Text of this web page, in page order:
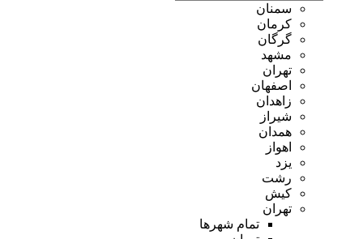
سمنان
کرمان
گرگان
مشهد
تهران
اصفهان
زاهدان
شیراز
همدان
اهواز
یزد
رشت
کیش
تهران
تمام شهر‌ها